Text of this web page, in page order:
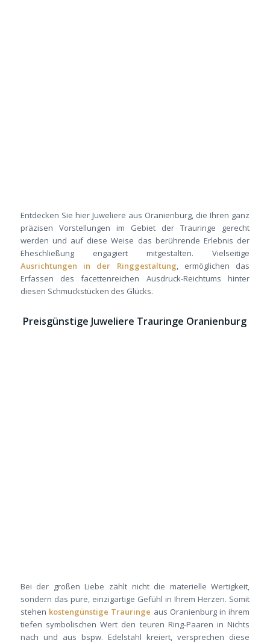
Entdecken Sie hier Juweliere aus Oranienburg, die Ihren ganz
präzisen Vorstellungen im Gebiet der Trauringe gerecht
werden und auf diese Weise das berührende Erlebnis der
Eheschließung engagiert mitgestalten. Vielseitige
Ausrichtungen in der Ringgestaltung, ermöglichen das
Erfassen des facettenreichen Ausdruck-Reichtums hinter
diesen Schmuckstücken des Glücks.
Preisgünstige Juweliere Trauringe Oranienburg
Bei der großen Liebe zählt nicht die materielle Wertigkeit,
sondern das pure, einzigartige Gefühl in Ihrem Herzen. Somit
stehen kostengünstige Trauringe aus Oranienburg in ihrem
tiefen symbolischen Wert den teuren Ring-Paaren in Nichts
nach und aus bspw. Edelstahl kreiert, versprechen diese